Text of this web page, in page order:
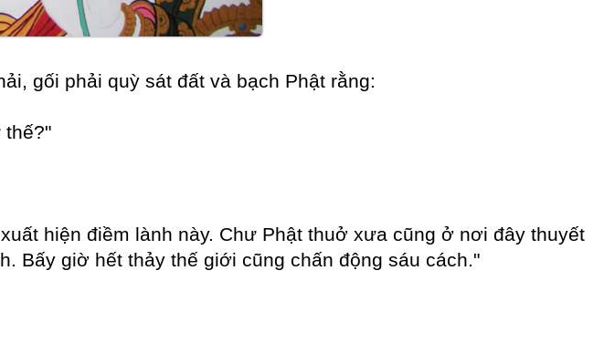
gối phải quỳ sát đất và bạch Phật rằng:
thế?"
hiện điềm lành này. Chư Phật thuở xưa cũng ở nơi đây thuyết
Bấy giờ hết thảy thế giới cũng chấn động sáu cách."